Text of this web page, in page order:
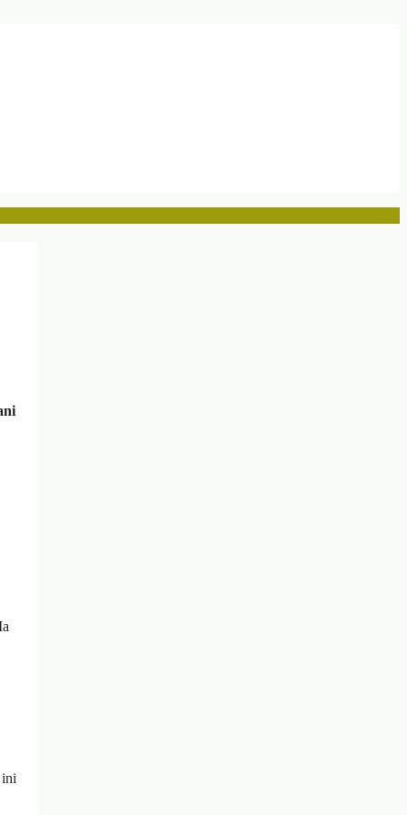
ini